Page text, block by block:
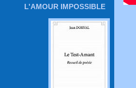
L'AMOUR IMPOSSIBLE